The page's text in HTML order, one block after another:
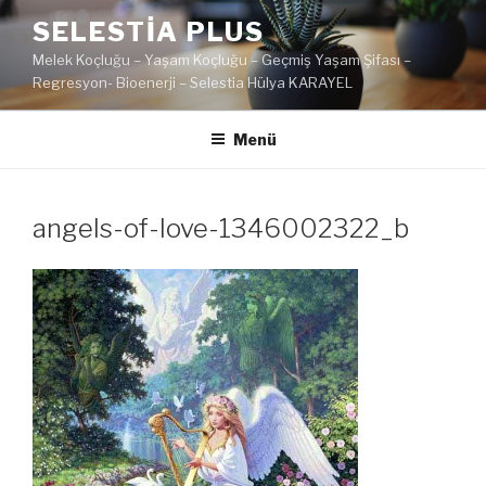
İçeriğe
SELESTIA PLUS
Melek Koçluğu – Yaşam Koçluğu – Geçmiş Yaşam Şifası –
Regresyon- Bioenerji – Selestia Hülya KARAYEL
Menü
angels-of-love-1346002322_b